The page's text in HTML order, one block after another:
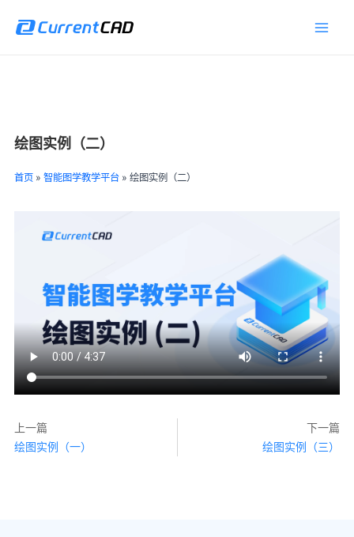
绘图实例（二）
首页» 智能图学教学平台» 绘图实例（二）
上一篇
绘图实例（一）
下一篇
绘图实例（三）